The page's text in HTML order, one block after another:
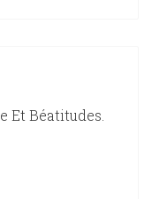
Et Béatitudes.